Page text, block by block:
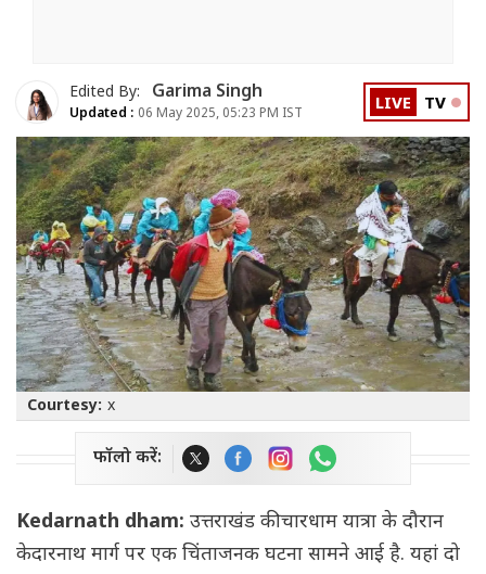
Edited By: Garima Singh
Updated : 06 May 2025, 05:23 PM IST LIVE TV
Courtesy: x
फॉलो करें:
Kedarnath dham: उत्तराखंड की चारधाम यात्रा के दौरान
केदारनाथ मार्ग पर एक चिंताजनक घटना सामने आई है. यहां दो